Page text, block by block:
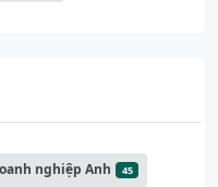
nghiệp Anh 45